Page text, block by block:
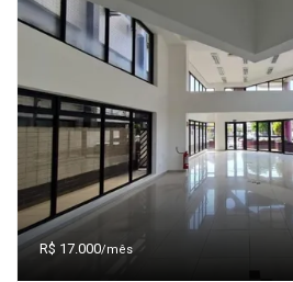
R$ 17.000/mês